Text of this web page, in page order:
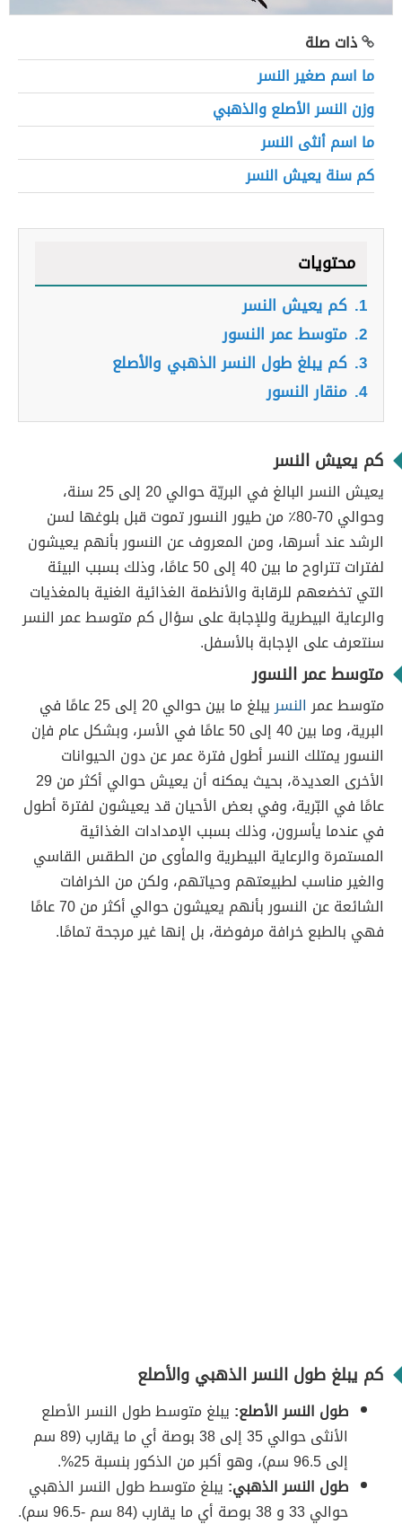
ذات صلة
ما اسم صغير النسر
وزن النسر الأصلع والذهبي
ما اسم أنثى النسر
كم سنة يعيش النسر
محتويات
1. كم يعيش النسر
2. متوسط عمر النسور
3. كم يبلغ طول النسر الذهبي والأصلع
4. منقار النسور
كم يعيش النسر
يعيش النسر البالغ في البريّة حوالي 20 إلى 25 سنة،
وحوالي 70-80٪ من طيور النسور تموت قبل بلوغها لسن
الرشد عند أسرها، ومن المعروف عن النسور بأنهم يعيشون
لفترات تتراوح ما بين 40 إلى 50 عامًا، وذلك بسبب البيئة
التي تخضعهم للرقابة والأنظمة الغذائية الغنية بالمغذيات
والرعاية البيطرية وللإجابة على سؤال كم متوسط عمر النسر
سنتعرف على الإجابة بالأسفل.
متوسط عمر النسور
متوسط عمرالنسر
يبلغ ما بين حوالي 20 إلى 25 عامًا في
البرية، وما بين 40 إلى 50 عامًا في الأسر، وبشكل عام فإن
النسور يمتلك النسر أطول فترة عمر عن دون الحيوانات
الأخرى العديدة، بحيث يمكنه أن يعيش حوالي أكثر من 29
عامًا في البّرية، وفي بعض الأحيان قد يعيشون لفترة أطول
في عندما يأسرون، وذلك بسبب الإمدادات الغذائية
المستمرة والرعاية البيطرية والمأوى من الطقس القاسي
والغير مناسب لطبيعتهم وحياتهم، ولكن من الخرافات
الشائعة عن النسور بأنهم يعيشون حوالي أكثر من 70 عامًا
فهي بالطبع خرافة مرفوضة، بل إنها غير مرجحة تمامًا.
كم يبلغ طول النسر الذهبي والأصلع
طول النسر الأصلع: يبلغ متوسط طول النسر الأصلع
الأنثى حوالي 35 إلى 38 بوصة أي ما يقارب (89 سم
إلى 96.5 سم)، وهو أكبر من الذكور بنسبة 25%.
طول النسر الذهبي: يبلغ متوسط طول النسر الذهبي
حوالي 33 و 38 بوصة أي ما يقارب (84 سم -96.5 سم).